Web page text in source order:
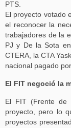
PTS.
El proyecto votado
el reconocer la
trabajadores de la
PJ y De la Sota
CTERA, la CTA
nacional pagado
El FIT negoció la
El FIT (Frente de
proyecto, pero lo
proyectos